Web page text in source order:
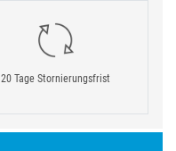
20 Tage Stornierungsfrist